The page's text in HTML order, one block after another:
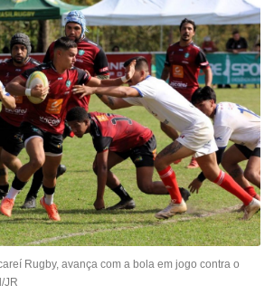
Rugby, avança com a bola em jogo contra o
JR